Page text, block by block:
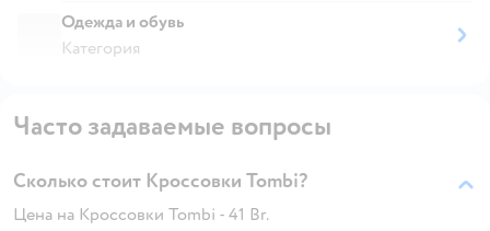
Одежда и обувь
Категория
Часто задаваемые вопросы
Сколько стоит Кроссовки Tombi?
Цена на Кроссовки Tombi - 41 Br.